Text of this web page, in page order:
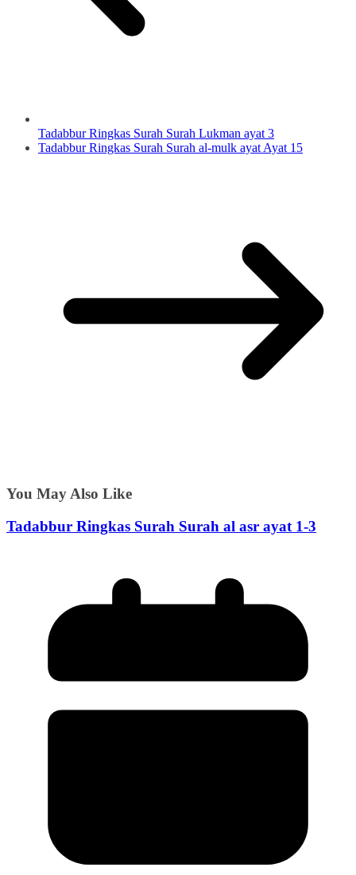
Tadabbur Ringkas Surah Surah Lukman ayat 3
Tadabbur Ringkas Surah Surah al-mulk ayat Ayat 15
You May Also Like
Tadabbur Ringkas Surah Surah al asr ayat 1-3